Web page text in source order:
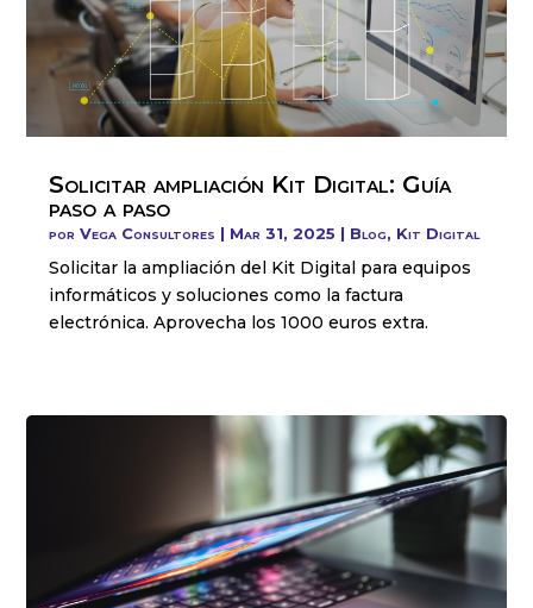
Solicitar ampliación Kit Digital: Guía
paso a paso
porVega Consultores | Mar 31, 2025 | Blog, Kit Digital
Solicitar la ampliación del Kit Digital para equipos
informáticos y soluciones como la factura
electrónica. Aprovecha los 1000 euros extra.